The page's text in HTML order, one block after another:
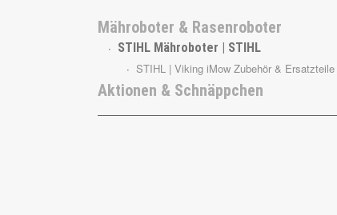
Mähroboter & Rasenroboter
STIHL Mähroboter | STIHL
STIHL | Viking iMow Zubehör & Ersatzteile
Aktionen & Schnäppchen